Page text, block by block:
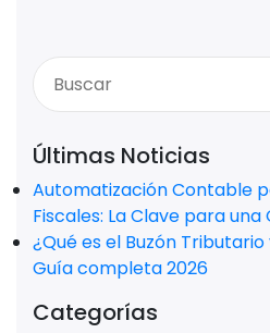
Últimas Noticias
Automatización Contable
Fiscales: La Clave para
¿Qué es el Buzón
Guía completa 2026
Categorías